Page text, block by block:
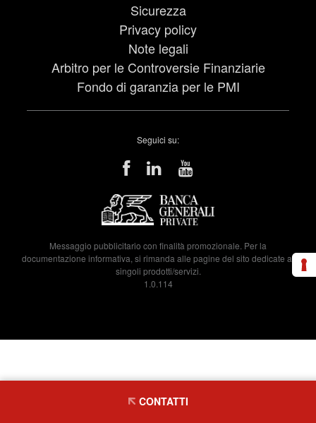
Sicurezza
Privacy policy
Note legali
Arbitro per le Controversie Finanziarie
Fondo di garanzia per le PMI
Seguici su:
Messaggio pubblicitario con finalità promozionale. Per la
documentazione informativa, si rimanda alle pagine del sito dedicate ai
singoli prodotti/servizi.
1.0.114
CONTATTI